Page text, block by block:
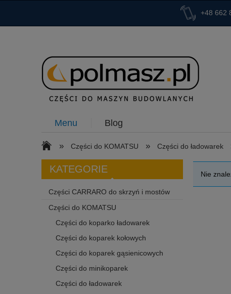
+48 662
Menu Blog
» Części do KOMATSU » Części do ładowarek
KATEGORIE
Części CARRARO do skrzyń i mostów
Części do KOMATSU
Części do koparko ładowarek
Części do koparek kołowych
Części do koparek gąsienicowych
Części do minikoparek
Części do ładowarek
Nie